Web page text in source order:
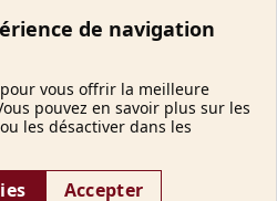
droits reservés |Vie privée
de navigation
vous offrir la meilleure
pouvez en savoir plus sur les
les désactiver dans les
Accepter